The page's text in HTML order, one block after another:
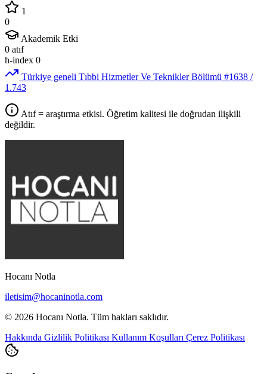
1
0
Akademik Etki
0 atıf
h-index 0
Türkiye geneli Tıbbi Hizmetler Ve Teknikler Bölümü #1638 /
1.743
Atıf = araştırma etkisi. Öğretim kalitesi ile doğrudan ilişkili
değildir.
Hocanı Notla
iletisim@hocaninotla.com
© 2026 Hocanı Notla. Tüm hakları saklıdır.
Hakkında Gizlilik Politikası Kullanım Koşulları Çerez Politikası